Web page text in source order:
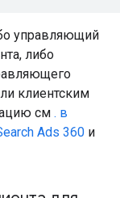
управляющий
либо
клиентским
см . в
Ads 360 и